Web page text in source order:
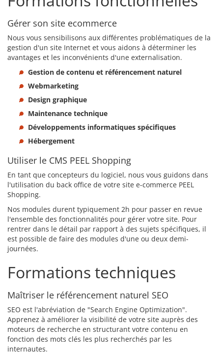
Gérer son site ecommerce
Nous vous sensibilisons aux différentes problématiques de la
gestion d'un site Internet et vous aidons à déterminer les
avantages et les inconvénients d'une externalisation.
Gestion de contenu et référencement naturel
Webmarketing
Design graphique
Maintenance technique
Développements informatiques spécifiques
Hébergement
Utiliser le CMS PEEL Shopping
En tant que concepteurs du logiciel, nous vous guidons dans
l'utilisation du back office de votre site e-commerce PEEL
Shopping.
Nos modules durent typiquement 2h pour passer en revue
l'ensemble des fonctionnalités pour gérer votre site. Pour
rentrer dans le détail par rapport à des sujets spécifiques, il
est possible de faire des modules d'une ou deux demi-
journées.
Formations techniques
Maîtriser le référencement naturel SEO
SEO est l'abréviation de "Search Engine Optimization".
Apprenez à améliorer la visibilité de votre site auprès des
moteurs de recherche en structurant votre contenu en
fonction des mots clés les plus recherchés par les
internautes.